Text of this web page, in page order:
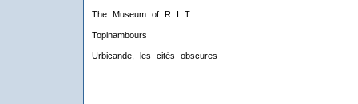
The Museum of R I T
Topinambours
Urbicande, les cités obscures